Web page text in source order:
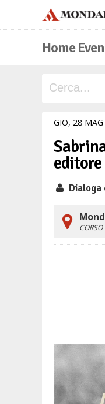
Home
GIO, 28 MAG
editore